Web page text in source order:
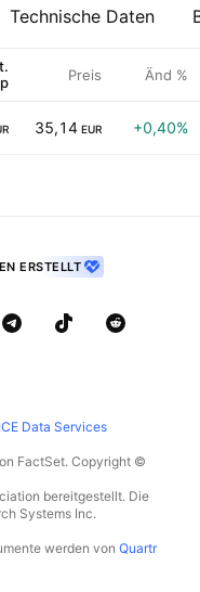
Technische Daten
Preis Änd %
35,14 EUR +0,40%
ERSTELLT
ICE Data Services
FactSet. Copyright ©
bereitgestellt. Die
Systems Inc.
werden von Quartr